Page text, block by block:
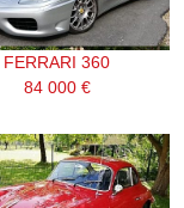
FERRARI 360
84 000 €